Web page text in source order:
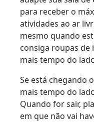
para receber o
atividades ao ar
mesmo quando
consiga roupas de
mais tempo do
Se está chegando
mais tempo do
Quando for sair,
em que não vai